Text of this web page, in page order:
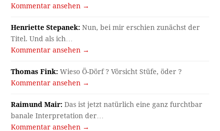
Kommentar ansehen →
Henriette Stepanek: Nun, bei mir erschien zunächst der
Titel. Und als ich…
Kommentar ansehen →
Thomas Fink: Wieso Ö-Dörf ? Vörsicht Stüfe, öder ?
Kommentar ansehen →
Raimund Mair: Das ist jetzt natürlich eine ganz furchtbar
banale Interpretation der…
Kommentar ansehen →